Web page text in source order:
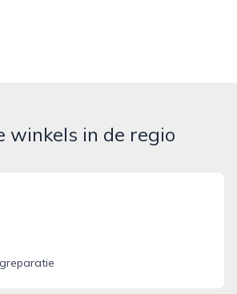
winkels in de regio